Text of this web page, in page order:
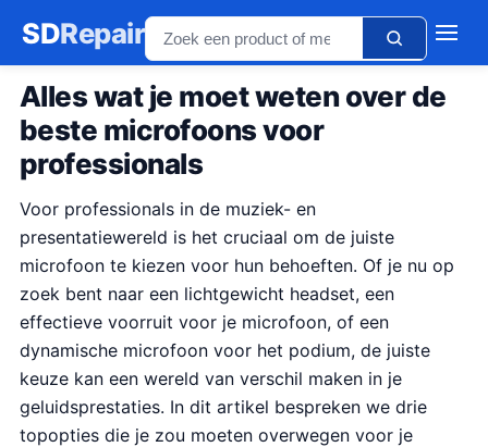
SDRepair
Alles wat je moet weten over de
beste microfoons voor
professionals
Voor professionals in de muziek- en
presentatiewereld is het cruciaal om de juiste
microfoon te kiezen voor hun behoeften. Of je nu op
zoek bent naar een lichtgewicht headset, een
effectieve voorruit voor je microfoon, of een
dynamische microfoon voor het podium, de juiste
keuze kan een wereld van verschil maken in je
geluidsprestaties. In dit artikel bespreken we drie
topopties die je zou moeten overwegen voor je